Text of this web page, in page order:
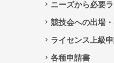
ニーズから必要
競技会への出場
ライセンス上級
各種申請書